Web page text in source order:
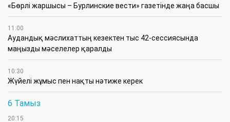
«Бөрлі жаршысы – Бурлинские вести» газетінде жаңа басшы
11:00
Аудандық мәслихаттың кезектен тыс 42-сессиясында
маңызды мәселелер қаралды
10:30
Жүйелі жұмыс пен нақты нәтиже керек
6 Тамыз
20:15